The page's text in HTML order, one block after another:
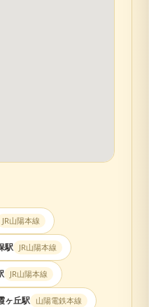
JR山陽本線
駅 JR山陽本線
JR山陽本線
ヶ丘駅 山陽電鉄本線